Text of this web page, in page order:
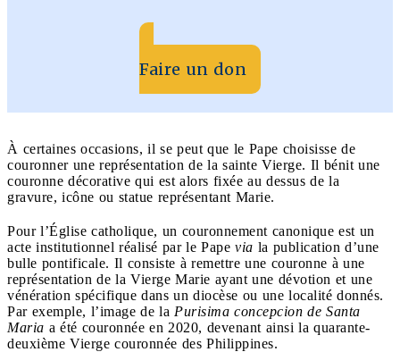
Faire un don
À certaines occasions, il se peut que le Pape choisisse de
couronner une représentation de la sainte Vierge. Il bénit une
couronne décorative qui est alors fixée au dessus de la
gravure, icône ou statue représentant Marie.
Pour l’Église catholique, un couronnement canonique est un
acte institutionnel réalisé par le Pape via la publication d’une
bulle pontificale. Il consiste à remettre une couronne à une
représentation de la Vierge Marie ayant une dévotion et une
vénération spécifique dans un diocèse ou une localité donnés.
Par exemple, l’image de la Purisima concepcion de Santa
Maria a été couronnée en 2020, devenant ainsi la quarante-
deuxième Vierge couronnée des Philippines.